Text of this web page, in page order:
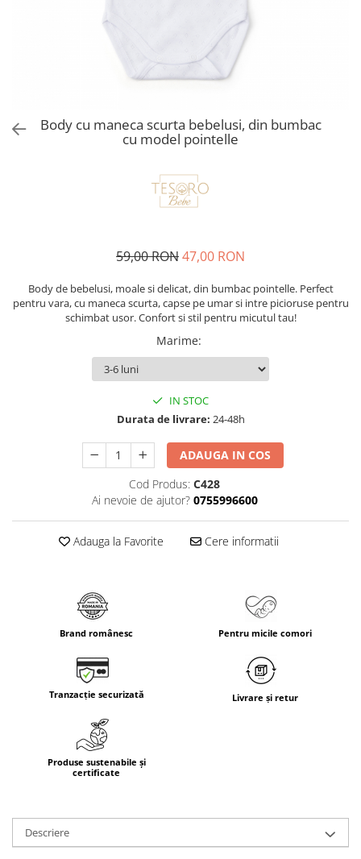
Body cu maneca scurta bebelusi, din bumbac
cu model pointelle
59,00 RON47,00 RON
Body de bebelusi, moale si delicat, din bumbac pointelle. Perfect
pentru vara, cu maneca scurta, capse pe umar si intre picioruse pentru
schimbat usor. Confort si stil pentru micutul tau!
Marime:
IN STOC
Durata de livrare: 24-48h
ADAUGA IN COS
Cod Produs: C428
Ai nevoie de ajutor? 0755996600
Adauga la Favorite Cere informatii
Brand românesc Pentru micile comori
Tranzacție securizată Livrare și retur
Produse sustenabile și
certificate
Descriere